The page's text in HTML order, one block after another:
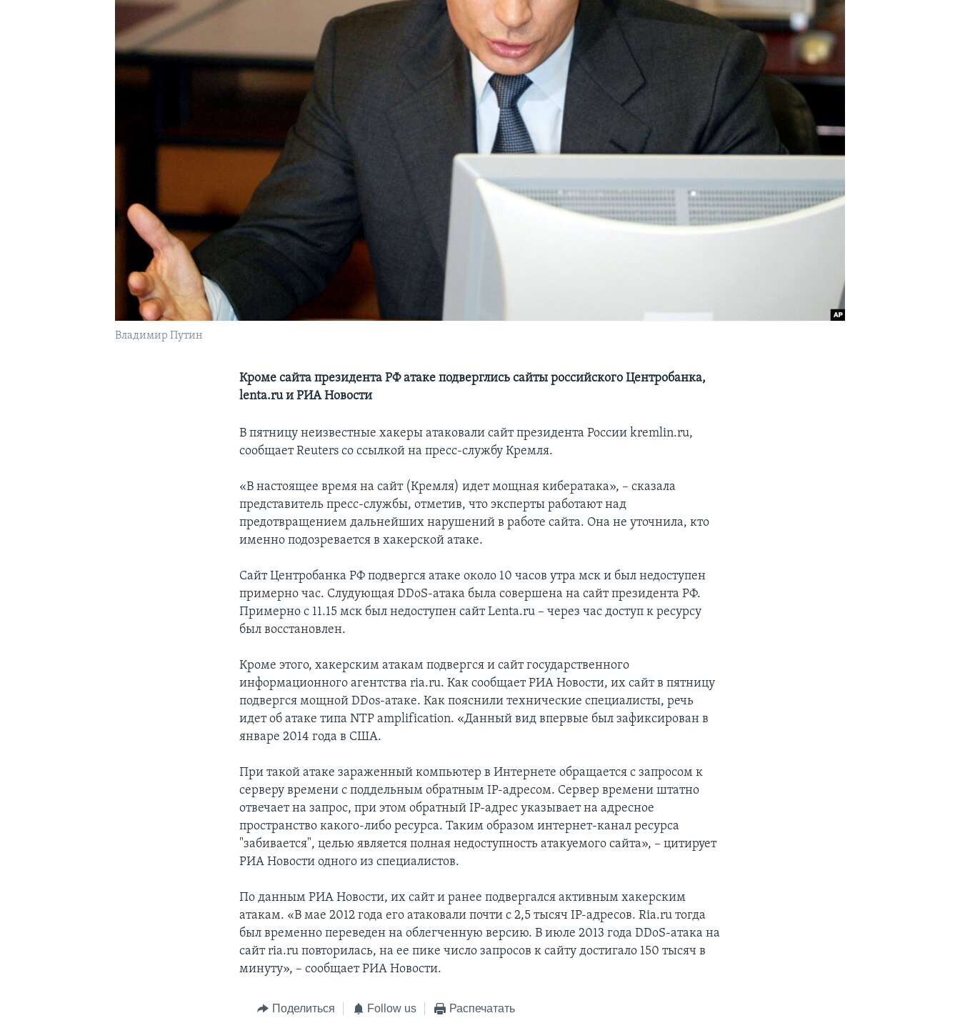
Владимир Путин
Кроме сайта президента РФ атаке подверглись сайты российского Центробанка,
lenta.ru и РИА Новости
В пятницу неизвестные хакеры атаковали сайт президента России kremlin.ru,
сообщает Reuters со ссылкой на пресс-службу Кремля.
«В настоящее время на сайт (Кремля) идет мощная кибератака», – сказала
представитель пресс-службы, отметив, что эксперты работают над
предотвращением дальнейших нарушений в работе сайта. Она не уточнила, кто
именно подозревается в хакерской атаке.
Сайт Центробанка РФ подвергся атаке около 10 часов утра мск и был недоступен
примерно час. Слудующая DDoS-атака была совершена на сайт президента РФ.
Примерно с 11.15 мск был недоступен сайт Lenta.ru – через час доступ к ресурсу
был восстановлен.
Кроме этого, хакерским атакам подвергся и сайт государственного
информационного агентства ria.ru. Как сообщает РИА Новости, их сайт в пятницу
подвергся мощной DDos-атаке. Как пояснили технические специалисты, речь
идет об атаке типа NTP amplification. «Данный вид впервые был зафиксирован в
январе 2014 года в США.
При такой атаке зараженный компьютер в Интернете обращается с запросом к
серверу времени с поддельным обратным IP-адресом. Сервер времени штатно
отвечает на запрос, при этом обратный IP-адрес указывает на адресное
пространство какого-либо ресурса. Таким образом интернет-канал ресурса
"забивается", целью является полная недоступность атакуемого сайта», – цитирует
РИА Новости одного из специалистов.
По данным РИА Новости, их сайт и ранее подвергался активным хакерским
атакам. «В мае 2012 года его атаковали почти с 2,5 тысяч IP-адресов. Ria.ru тогда
был временно переведен на облегченную версию. В июле 2013 года DDoS-атака на
сайт ria.ru повторилась, на ее пике число запросов к сайту достигало 150 тысяч в
минуту», – сообщает РИА Новости.
Поделиться Follow us Распечатать